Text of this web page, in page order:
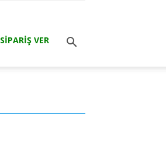
SİPARİŞ VER